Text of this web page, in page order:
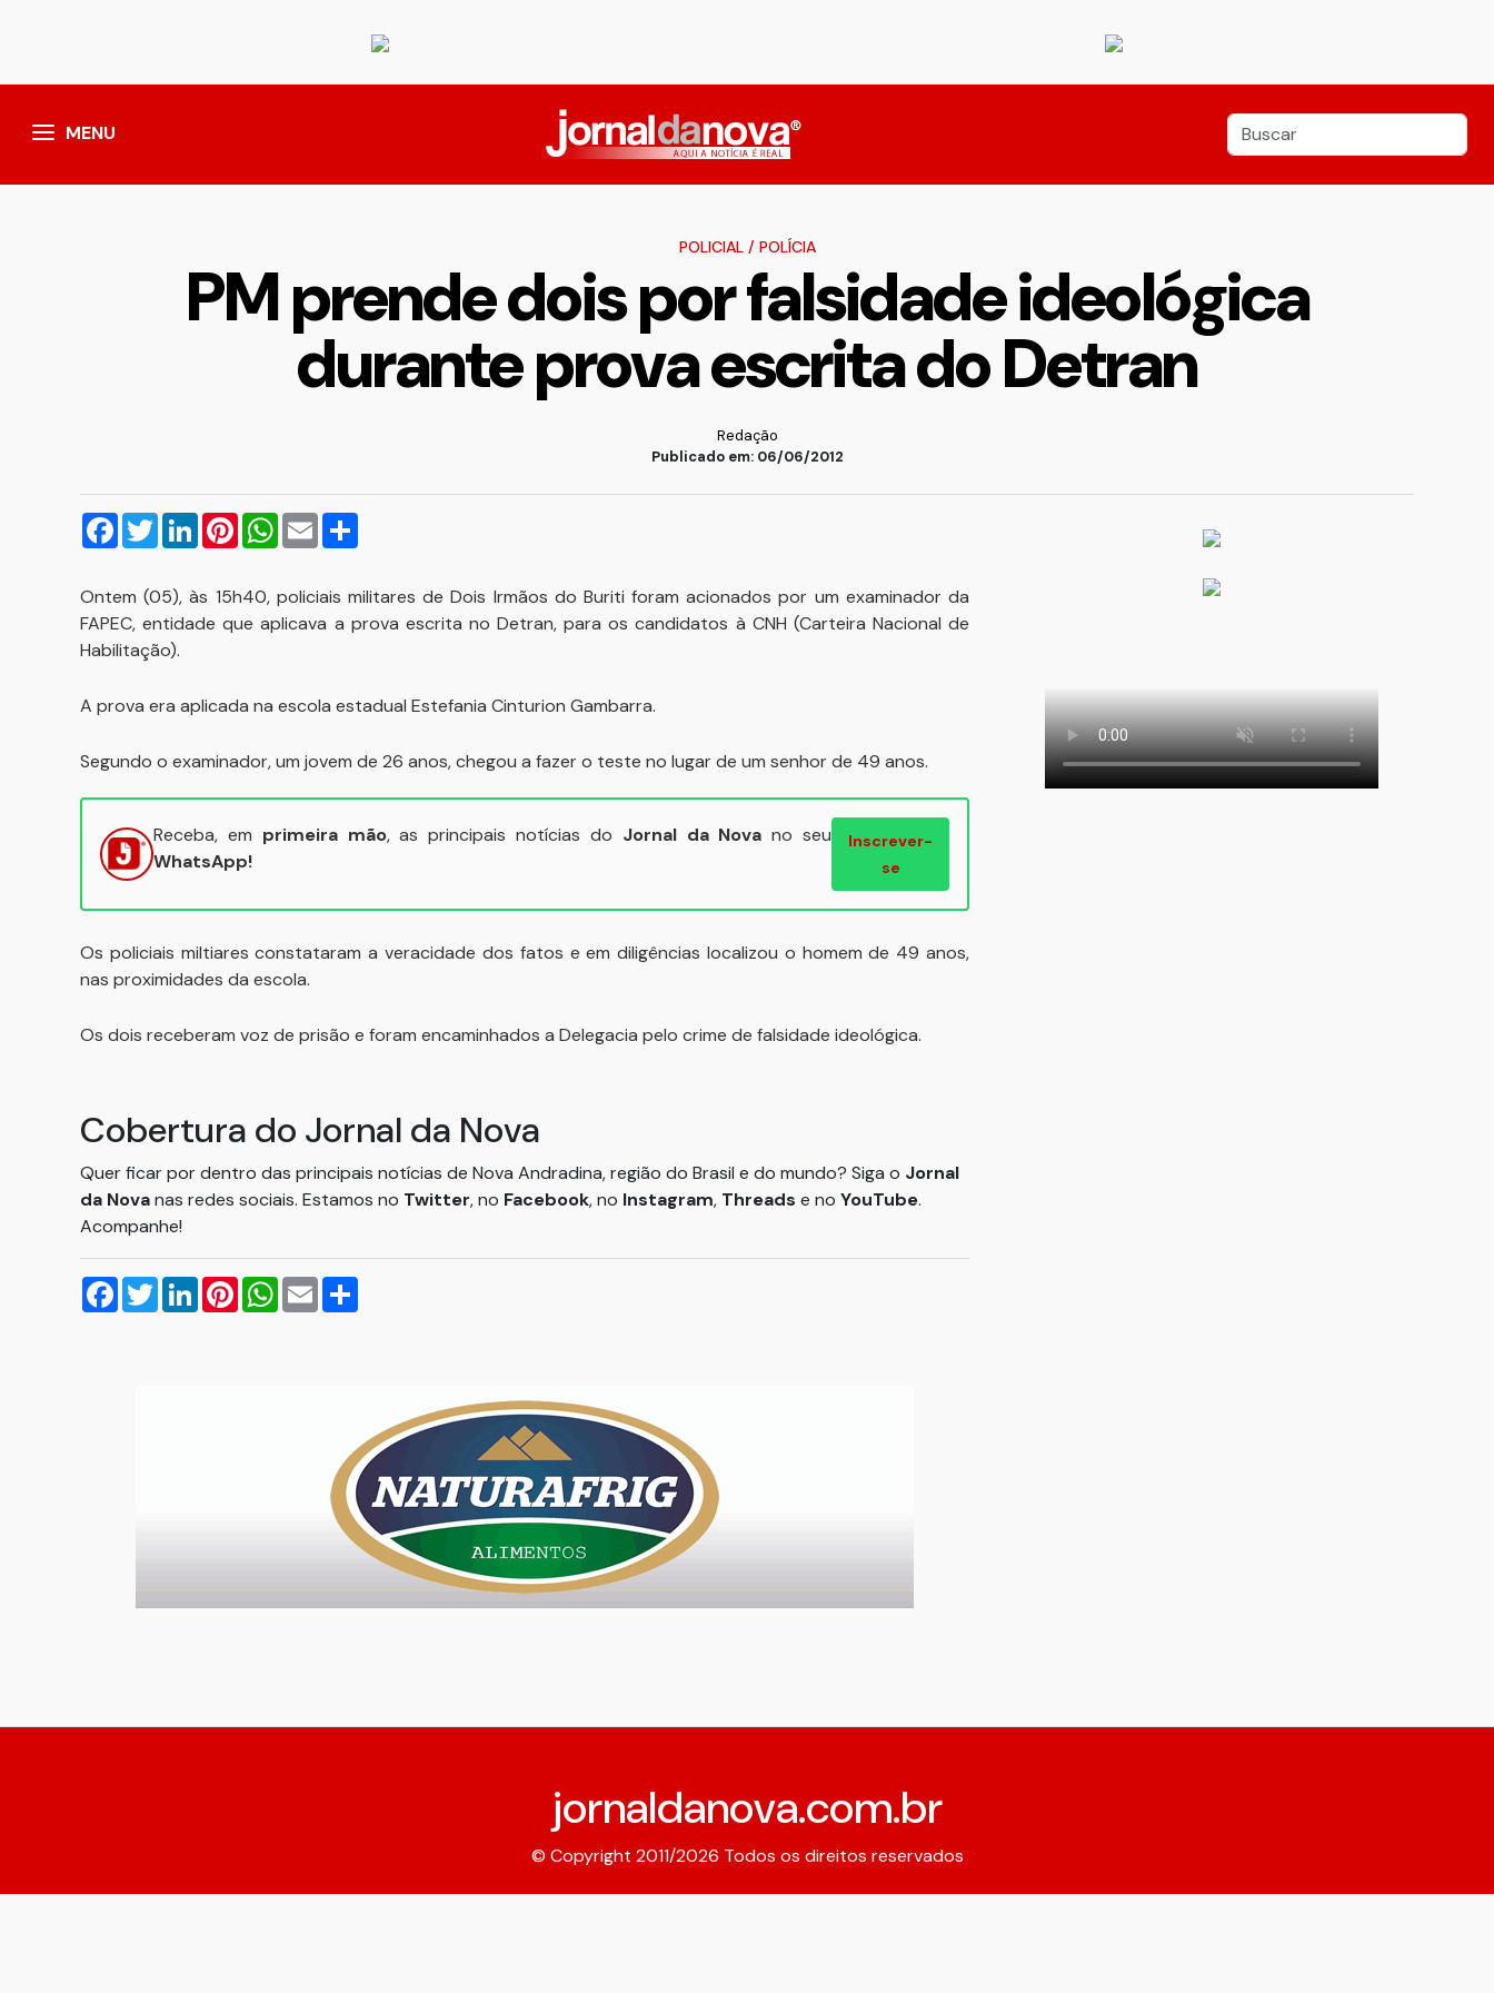
MENU
POLICIAL/ POLÍCIA
PM prende dois por falsidade ideológica
durante prova escrita do Detran
Redação
Publicado em: 06/06/2012
Facebook
TwitterLinkedInPinterestWhatsApp
Email
Ontem (05), às 15h40, policiais militares de Dois Irmãos do Buriti foram acionados por um examinador da
FAPEC, entidade que aplicava a prova escrita no Detran, para os candidatos à CNH (Carteira Nacional de
Habilitação).
A prova era aplicada na escola estadual Estefania Cinturion Gambarra.
Segundo o examinador, um jovem de 26 anos, chegou a fazer o teste no lugar de um senhor de 49 anos.
Receba, em primeira mão, as principais notícias do Jornal da Nova no seu
WhatsApp!
Inscrever-
se
Os policiais miltiares constataram a veracidade dos fatos e em diligências localizou o homem de 49 anos,
nas proximidades da escola.
Os dois receberam voz de prisão e foram encaminhados a Delegacia pelo crime de falsidade ideológica.
Cobertura do Jornal da Nova
Quer ficar por dentro das principais notícias de Nova Andradina, região do Brasil e do mundo? Siga o Jornal
da Novanas redes sociais. Estamos no Twitter, no Facebook, no Instagram, Threads e no YouTube.
Acompanhe!
Facebook
TwitterLinkedInPinterestWhatsApp
Email
jornaldanova.com.br
© Copyright 2011/2026 Todos os direitos reservados
Expediente